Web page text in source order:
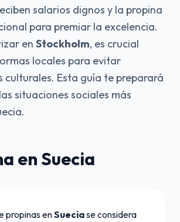
salarios dignos y la propina
para premiar la excelencia.
en Stockholm, es crucial
locales para evitar
culturales. Esta guía te preparará
situaciones sociales más
en Suecia
propinas enSueciase considera